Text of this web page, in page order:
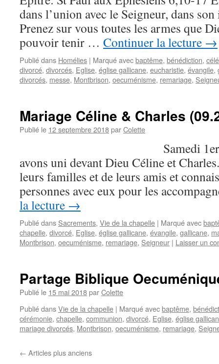
dans l’union avec le Seigneur, dans
Prenez sur vous toutes les armes que
pouvoir tenir … Continuer la lecture →
Publié dans Homélies | Marqué avecbaptême, bénédiction,
divorcé, divorcés, Eglise, église gallicane, eucharistie, évangile,
divorcés, messe, Montbrison, oecuménisme, remariage,
Mariage Céline & Charles
Publié le 12 septembre 2018parColette
Samedi 1er
avons uni devant Dieu Céline et
leurs familles et de leurs amis et
personnes avec eux pour les
la lecture →
Publié dans Sacrements, Vie de la chapelle | Marqué avec
chapelle, divorcé, Eglise, église gallicane, évangile, gallicane,
Montbrison, oecuménisme, remariage, Seigneur | Laisser un
Partage Biblique
Publié le 15 mai 2018parColette
Publié dansVie de la chapelle | Marqué avecbaptême,
cérémonie, chapelle, communion, divorcé, Eglise, église
mariage divorcés, Montbrison, oecuménisme, remariage,
← Articles plus anciens